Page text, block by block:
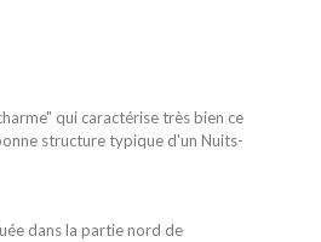
qui caractérise très bien ce
structure typique d'un Nuits-
dans la partie nord de